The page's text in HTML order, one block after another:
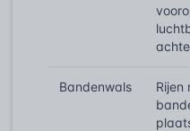
Bandenwals
Rijen